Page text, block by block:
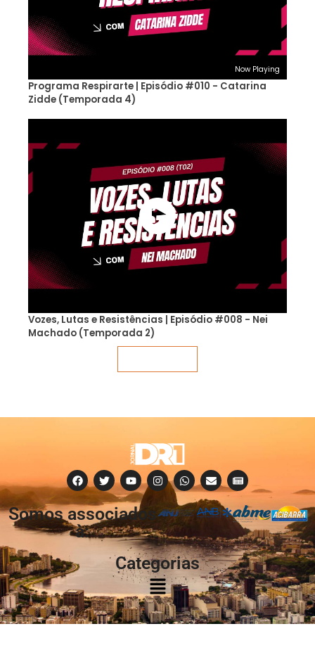
Now Playing
Programa Respirarte | Episódio #010 - Catarina
Zidde (Temporada 4)
Vozes, Lutas e Resistências | Episódio #008 - Nei
Machado (Temporada 2)
Somos associados
à:
Categorias